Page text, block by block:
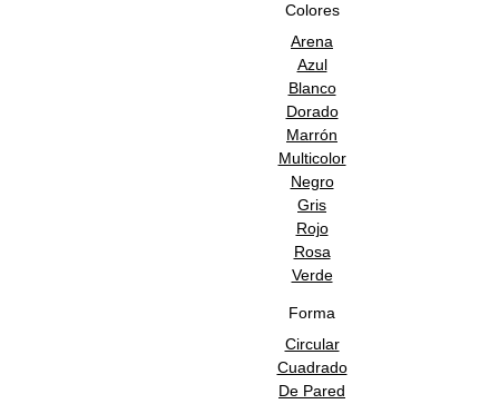
Colores
Arena
Azul
Blanco
Dorado
Marrón
Multicolor
Negro
Gris
Rojo
Rosa
Verde
Forma
Circular
Cuadrado
De Pared